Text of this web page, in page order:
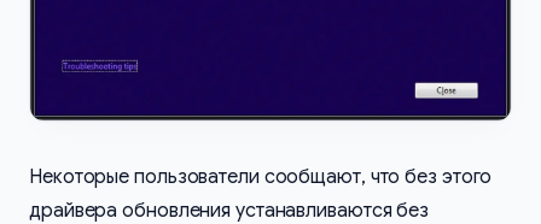
Некоторые пользователи сообщают, что без этого
драйвера обновления устанавливаются без